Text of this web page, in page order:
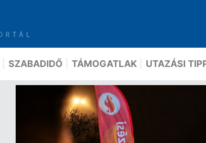
SZABADIDŐ TÁMOGATLAK UTAZÁSI